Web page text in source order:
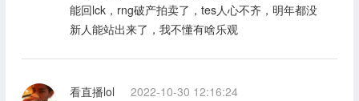
能回lck，rng破产拍卖了，tes人心不齐，明年都没
新人能站出来了，我不懂有啥乐观
看直播lol
2022-10-30 12:16:24